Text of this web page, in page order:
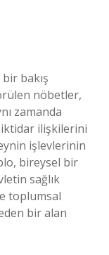
bakış
nöbetler,
zamanda
iktidar ilişkilerini
işlevlerinin
bireysel bir
sağlık
toplumsal
bir alan